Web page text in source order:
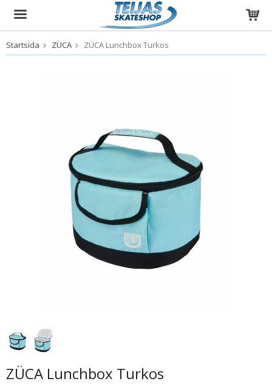
Produkten har blivit tillagd i varukorgen
Startsida ZÜCA ZÜCA Lunchbox Turkos
ZÜCA Lunchbox Turkos